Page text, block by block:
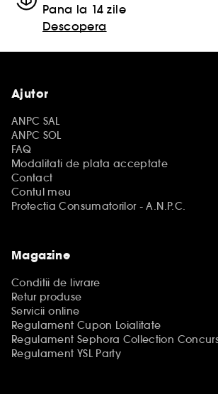
Pana la 14 zile
Descopera
Ajutor
ANPC SAL
ANPC SOL
FAQ
Modalitati de plata acceptate
Contact
Contul meu
Protectia Consumatorilor - A.N.P.C.
Magazine
Conditii de livrare
Retur produse
Servicii online
Regulament Cupon Loialitate
Regulament Sephora Collection
Regulament YSL Party